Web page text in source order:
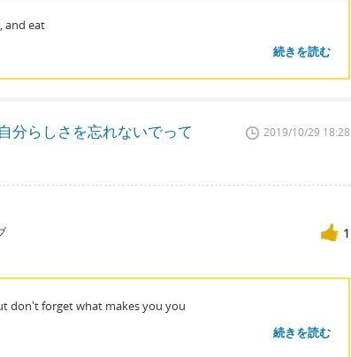
and eat
続きを読む
分らしさを忘れないでって
2019/10/29 18:28
1
don't forget what makes you you
続きを読む